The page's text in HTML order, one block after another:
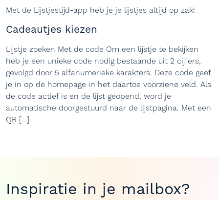
Met de Lijstjestijd-app heb je je lijstjes altijd op zak!
Cadeautjes kiezen
Lijstje zoeken Met de code Om een lijstje te bekijken
heb je een unieke code nodig bestaande uit 2 cijfers,
gevolgd door 5 alfanumerieke karakters. Deze code geef
je in op de homepage in het daartoe voorziene veld. Als
de code actief is en de lijst geopend, word je
automatische doorgestuurd naar de lijstpagina. Met een
QR […]
Inspiratie in je mailbox?